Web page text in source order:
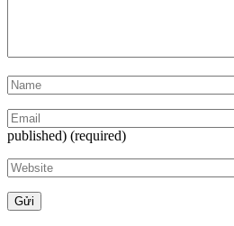
published) (required)